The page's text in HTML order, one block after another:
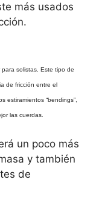
más usados
solistas. Este tipo de
de fricción entre el
estiramientos “bendings”,
las cuerdas.
un poco más
y también
de